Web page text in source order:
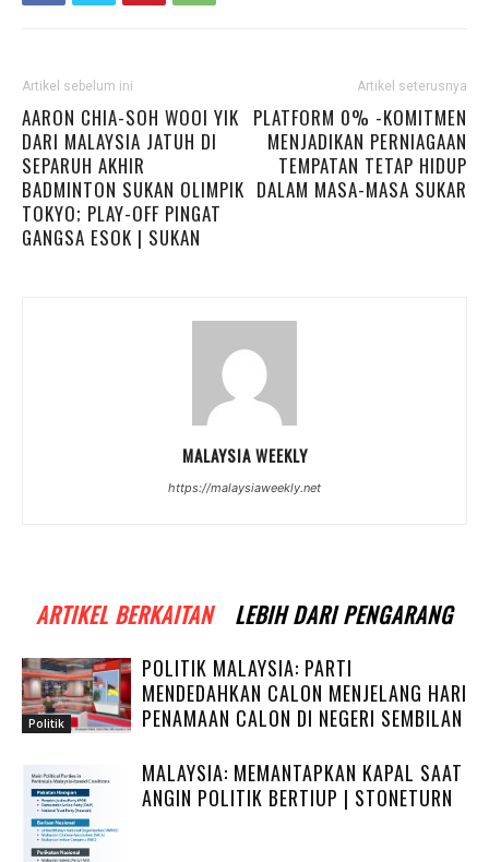
Artikel sebelum ini
AARON CHIA-SOH WOOI YIK
DARI MALAYSIA JATUH DI
SEPARUH AKHIR
BADMINTON SUKAN OLIMPIK
TOKYO; PLAY-OFF PINGAT
GANGSA ESOK | SUKAN
Artikel seterusnya
PLATFORM 0% -KOMITMEN
MENJADIKAN PERNIAGAAN
TEMPATAN TETAP HIDUP
DALAM MASA-MASA SUKAR
MALAYSIA WEEKLY
https://malaysiaweekly.net
ARTIKEL BERKAITAN LEBIH DARI PENGARANG
Politik
POLITIK MALAYSIA: PARTI
MENDEDAHKAN CALON MENJELANG HARI
PENAMAAN CALON DI NEGERI SEMBILAN
MALAYSIA: MEMANTAPKAN KAPAL SAAT
ANGIN POLITIK BERTIUP | STONETURN